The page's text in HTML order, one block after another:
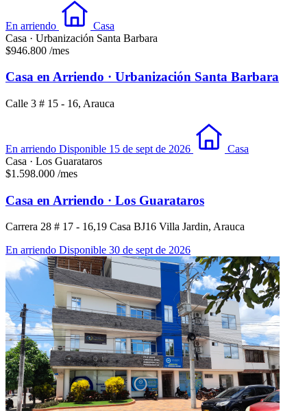
En arriendo
Casa
Casa · Urbanización Santa Barbara
$946.800 /mes
Casa en Arriendo · Urbanización Santa Barbara
Calle 3 # 15 - 16, Arauca
En arriendo Disponible 15 de sept de 2026
Casa
Casa · Los Guarataros
$1.598.000 /mes
Casa en Arriendo · Los Guarataros
Carrera 28 # 17 - 16,19 Casa BJ16 Villa Jardin, Arauca
En arriendo Disponible 30 de sept de 2026